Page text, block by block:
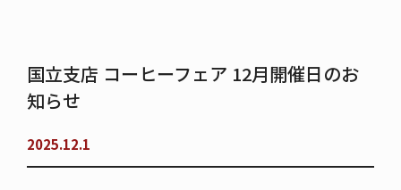
国立支店 コーヒーフェア 12月開催日のお
知らせ​
2025.12.1